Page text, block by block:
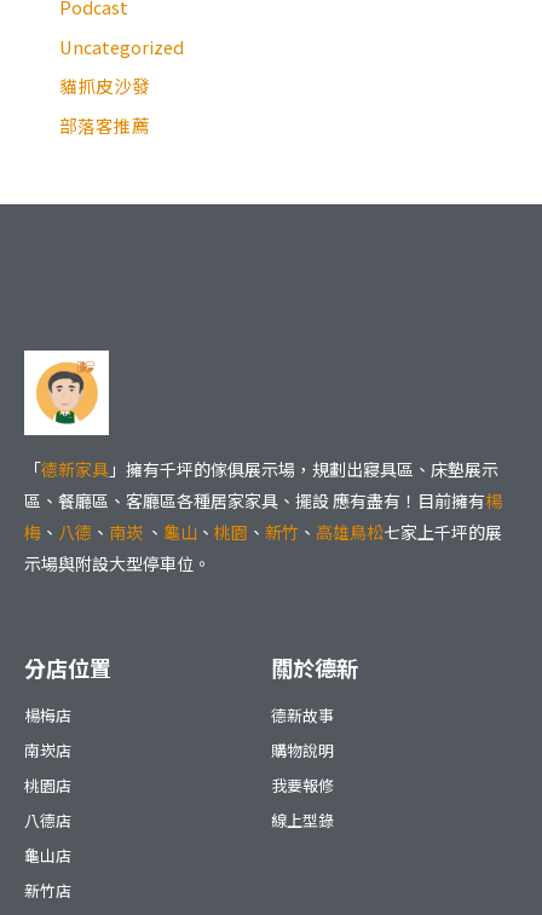
Podcast
Uncategorized
貓抓皮沙發
部落客推薦
「德新家具 」擁有千坪的傢俱展示場，規劃出寢具區、床墊展示
區、餐廳區、客廳區各種居家家具、擺設 應有盡有！目前擁有楊
梅 、 八德 、 南崁 、 龜山 、 桃園 、 新竹 、 高雄鳥松七家上千坪的展
示場與附設大型停車位。
分店位置
楊梅店
南崁店
桃園店
八德店
龜山店
新竹店
關於德新
德新故事
購物說明
我要報修
線上型錄